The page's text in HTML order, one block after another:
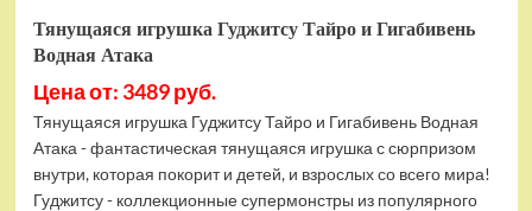
Тянущаяся игрушка Гуджитсу Тайро и Гигабивень
Водная Атака
Цена от: 3489 руб.
Тянущаяся игрушка Гуджитсу Тайро и Гигабивень Водная
Атака - фантастическая тянущаяся игрушка с сюрпризом
внутри, которая покорит и детей, и взрослых со всего мира!
Гуджитсу - коллекционные супермонстры из популярного